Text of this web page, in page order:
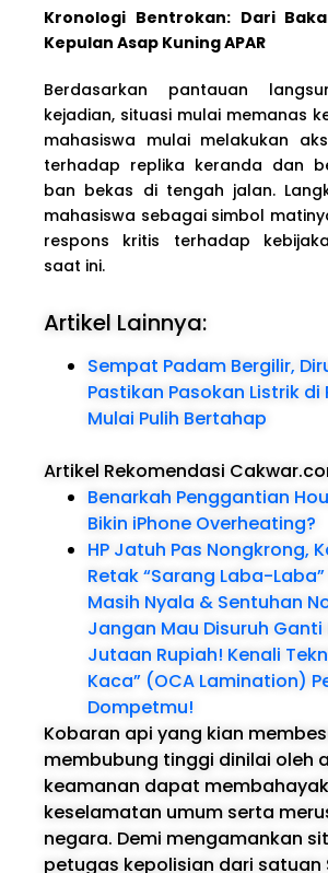
Kronologi Bentrokan: Dari
Kepulan Asap Kuning APAR
Berdasarkan pantauan
kejadian, situasi mulai memanas
mahasiswa mulai melakukan
terhadap replika keranda dan
ban bekas di tengah jalan.
mahasiswa sebagai simbol
respons kritis terhadap
saat ini.
Artikel Lainnya:
Sempat Padam Bergilir,
Pastikan Pasokan Listrik di
Mulai Pulih Bertahap
Artikel Rekomendasi
Benarkah Penggantian
Bikin iPhone Overheating?
HP Jatuh Pas Nongkrong,
Retak “Sarang Laba-
Masih Nyala & Sentuhan
Jangan Mau Disuruh Ganti
Jutaan Rupiah! Kenali
Kaca” (OCA Lamination)
Dompetmu!
Kobaran api yang kian
membubung tinggi dinilai oleh
keamanan dapat
keselamatan umum serta
negara. Demi mengamankan
petugas kepolisian dari satuan